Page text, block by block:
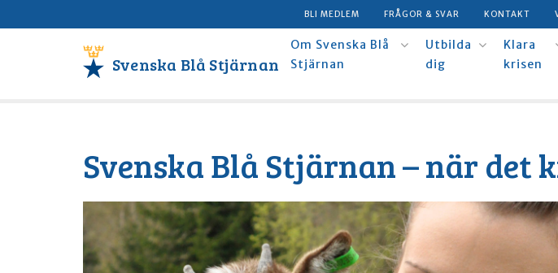
BLI MEDLEM FRÅGOR & SVAR KONTAKT
Svenska Blå Stjärnan
Om Svenska Blå
Stjärnan
Utbilda
dig
Klara
krisen
Svenska Blå Stjärnan – när det